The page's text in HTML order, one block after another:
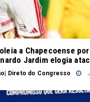
a Chapecoense
Jardim elogia
Direto do Congresso